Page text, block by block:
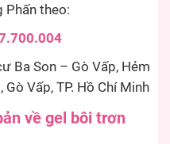
Phấn theo:
Ba Son – Gò Vấp, Hẻm
Vấp, TP. Hồ Chí Minh
về gel bôi trơn